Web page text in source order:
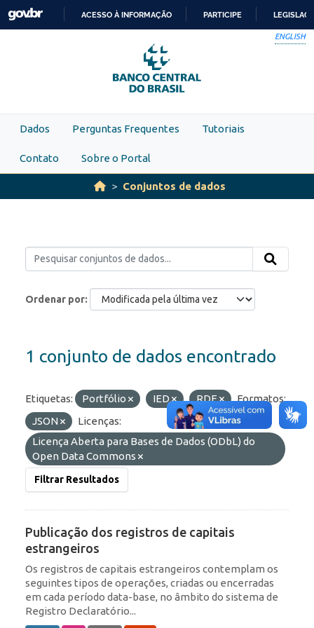
Skip to main content
PARA
O
CONTEÚDO
ACESSO À INFORMAÇÃO PARTICIPE
ENGLISH
Dados Perguntas Frequentes Tutoriais
Contato Sobre o Portal
Conjuntos de dados
Ordenar por
1 conjunto de dados encontrado
Etiquetas: Portfólio IED RDE
Formatos:
JSON
Licenças:
Licença Aberta para Bases de Dados (ODbL) do
Open Data Commons
Filtrar Resultados
Publicação dos registros de capitais
estrangeiros
Os registros de capitais estrangeiros contemplam os
seguintes tipos de operações, criadas ou encerradas
em cada período data-base, no âmbito do sistema de
Registro Declaratório...